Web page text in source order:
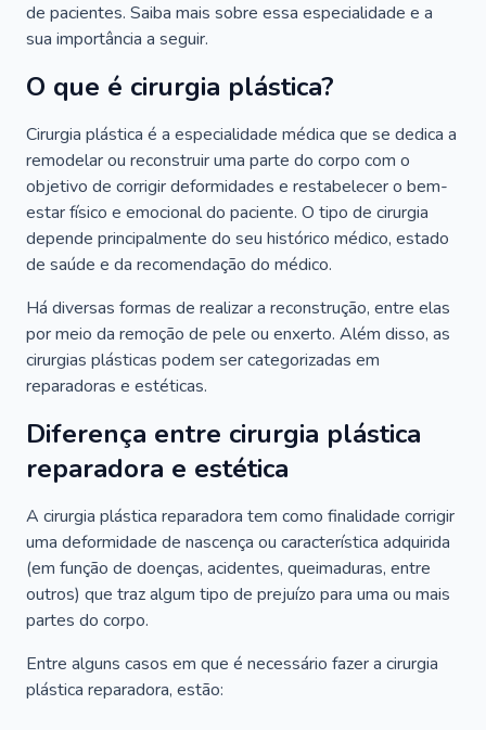
de pacientes. Saiba mais sobre essa especialidade e a
sua importância a seguir.
O que é cirurgia plástica?
Cirurgia plástica é a especialidade médica que se dedica a
remodelar ou reconstruir uma parte do corpo com o
objetivo de corrigir deformidades e restabelecer o bem-
estar físico e emocional do paciente. O tipo de cirurgia
depende principalmente do seu histórico médico, estado
de saúde e da recomendação do médico.
Há diversas formas de realizar a reconstrução, entre elas
por meio da remoção de pele ou enxerto. Além disso, as
cirurgias plásticas podem ser categorizadas em
reparadoras e estéticas.
Diferença entre cirurgia plástica
reparadora e estética
A cirurgia plástica reparadora tem como finalidade corrigir
uma deformidade de nascença ou característica adquirida
(em função de doenças, acidentes, queimaduras, entre
outros) que traz algum tipo de prejuízo para uma ou mais
partes do corpo.
Entre alguns casos em que é necessário fazer a cirurgia
plástica reparadora, estão: